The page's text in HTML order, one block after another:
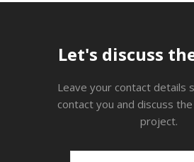
Let's discuss
Leave your contact details
contact you and discuss
project.